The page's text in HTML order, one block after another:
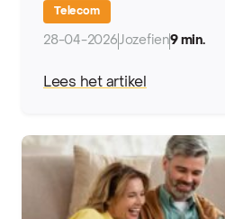
Telecom
28-04-2026Jozefien9 min.
Lees het artikel